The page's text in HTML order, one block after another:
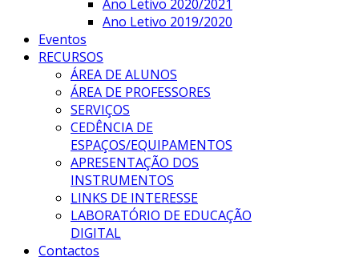
Ano Letivo 2020/2021
Ano Letivo 2019/2020
Eventos
RECURSOS
ÁREA DE ALUNOS
ÁREA DE PROFESSORES
SERVIÇOS
CEDÊNCIA DE
ESPAÇOS/EQUIPAMENTOS
APRESENTAÇÃO DOS
INSTRUMENTOS
LINKS DE INTERESSE
LABORATÓRIO DE EDUCAÇÃO
DIGITAL
Contactos